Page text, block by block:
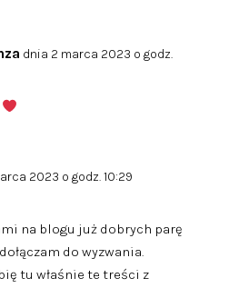
dnia 2 marca 2023 o godz.
2023 o godz. 10:29
na blogu już dobrych parę
do wyzwania.
tu właśnie te treści z